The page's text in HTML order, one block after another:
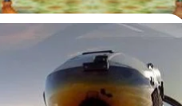
นมถ่าย Selfie ตอน